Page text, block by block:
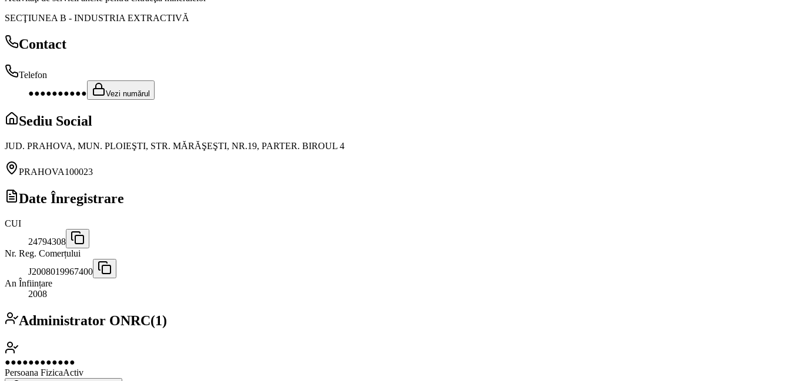
SECŢIUNEA B - INDUSTRIA EXTRACTIVĂ
Contact
Telefon
●●●●●●●●●●
Vezi numărul
Sediu Social
JUD. PRAHOVA, MUN. PLOIEŞTI, STR. MĂRĂŞEŞTI, NR.19, PARTER. BIROUL 4
PRAHOVA100023
Date Înregistrare
CUI
24794308
Nr. Reg. Comerțului
J2008019967400
An Înființare
2008
Administrator ONRC(1)
●●●●●●●●●●●●
Persoana FizicaActiv